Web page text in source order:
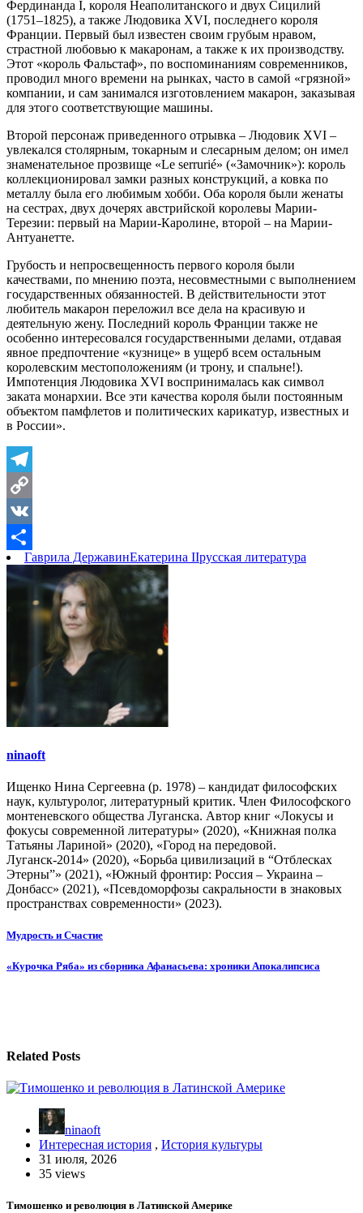
Фердинанда I, короля Неаполитанского и двух Сицилий
(1751–1825), а также Людовика XVI, последнего короля
Франции. Первый был известен своим грубым нравом,
страстной любовью к макаронам, а также к их производству.
Этот «король Фальстаф», по воспоминаниям современников,
проводил много времени на рынках, часто в самой «грязной»
компании, и сам занимался изготовлением макарон, заказывая
для этого соответствующие машины.
Второй персонаж приведенного отрывка – Людовик XVI –
увлекался столярным, токарным и слесарным делом; он имел
знаменательное прозвище «Le serrurié» («Замочник»): король
коллекционировал замки разных конструкций, а ковка по
металлу была его любимым хобби. Оба короля были женаты
на сестрах, двух дочерях австрийской королевы Марии-
Терезии: первый на Марии-Каролине, второй – на Марии-
Антуанетте.
Грубость и непросвещенность первого короля были
качествами, по мнению поэта, несовместными с выполнением
государственных обязанностей. В действительности этот
любитель макарон переложил все дела на красивую и
деятельную жену. Последний король Франции также не
особенно интересовался государственными делами, отдавая
явное предпочтение «кузнице» в ущерб всем остальным
королевским местоположениям (и трону, и спальне!).
Импотенция Людовика XVI воспринималась как символ
заката монархии. Все эти качества короля были постоянным
объектом памфлетов и политических карикатур, известных и
в России».
Telegram
Copy
Link
VK
Отправить
Гаврила ДержавинЕкатерина IIрусская литература
ninaoft
Ищенко Нина Сергеевна (р. 1978) – кандидат философских
наук, культуролог, литературный критик. Член Философского
монтеневского общества Луганска. Автор книг «Локусы и
фокусы современной литературы» (2020), «Книжная полка
Татьяны Лариной» (2020), «Город на передовой.
Луганск-2014» (2020), «Борьба цивилизаций в “Отблесках
Этерны”» (2021), «Южный фронтир: Россия – Украина –
Донбасс» (2021), «Псевдоморфозы сакральности в знаковых
пространствах современности» (2023).
Навигация
по
Мудрость и Счастие
«Курочка Ряба» из сборника Афанасьева: хроники Апокалипсиса
Related Posts
ninaoft
Интересная история , История культуры
31 июля, 2026
35 views
Тимошенко и революция в Латинской Америке